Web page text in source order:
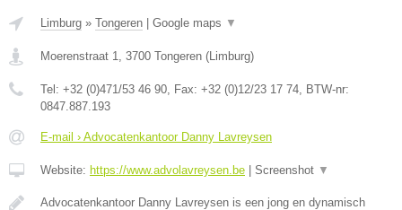
Limburg » Tongeren Google maps ▼
Moerenstraat 1, 3700 Tongeren (Limburg)
Tel: +32 (0)471/53 46 90, Fax: +32 (0)12/23 17 74, BTW-nr:
0847.887.193
E-mail › Advocatenkantoor Danny Lavreysen
Website: https://www.advolavreysen.be Screenshot ▼
Advocatenkantoor Danny Lavreysen is een jong en dynamisch